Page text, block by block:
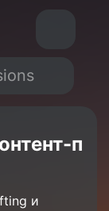
п
и